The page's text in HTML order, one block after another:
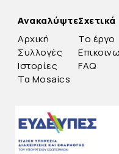
Ανακαλύψτε
Αρχική
Συλλογές
Ιστορίες
Τα Mosaics
Σχετικά
Το έργο
FAQ